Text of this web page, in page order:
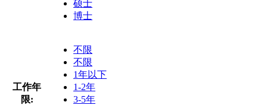
硕士
博士
工作年
限:
不限
不限
1年以下
1-2年
3-5年